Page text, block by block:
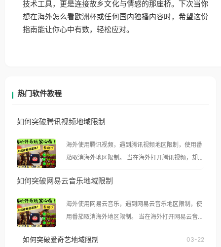
技术工具，更是连接故乡文化与情感的那座桥。下次当你
想在海外怎么看欧洲杯或任何国内独播内容时，希望这份
指南能让你心中有数，轻松应对。
热门软件教程
如何突破腾讯视频地域限制
海外使用腾讯视频，遇到腾讯视频地区限制，使用番
茄取消海外地区限制。 当在海外打开腾讯视频，却突
示语。 海外用户如香港、澳门、台湾、美国、加拿
像其他音乐平台一样，出现地区及版权限制问题，且
仅能在中国大陆地区播放。 遇到这个问题的朋友们，
使用番茄回国加速器，即可解决「海外用户收听腾讯
如何突破网易云音乐地域限制
海外使用网易云音乐，遇到网易云音乐地区限制，使
用番茄取消海外地区限制。 当在海外打开网易云音
播放”的提示语。 海外用户如香港、澳门、台湾、美
如何突破爱奇艺地域限制 03-22